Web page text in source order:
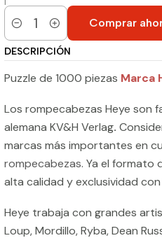
Cantidad
Comprar
DESCRIPCIÓN
Puzzle de 1000 piezas Marca
Los rompecabezas Heye son
alemana KV&H Verlag.
marcas más importantes en
rompecabezas. Ya el formato
alta calidad y exclusividad
Heye trabaja con grandes
Loup, Mordillo, Ryba, Dean